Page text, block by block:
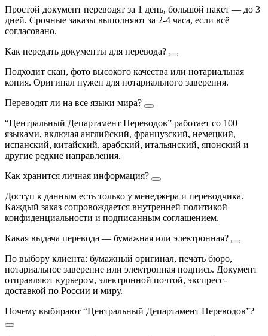
Простой документ переводят за 1 день, большой пакет — до 3
дней. Срочные заказы выполняют за 2-4 часа, если всё
согласовано.
Как передать документы для перевода?
Подходит скан, фото высокого качества или нотариальная
копия. Оригинал нужен для нотариального заверения.
Переводят ли на все языки мира?
“Центральный Департамент Переводов” работает со 100
языками, включая английский, французский, немецкий,
испанский, китайский, арабский, итальянский, японский и
другие редкие направления.
Как хранится личная информация?
Доступ к данным есть только у менеджера и переводчика.
Каждый заказ сопровождается внутренней политикой
конфиденциальности и подписанным соглашением.
Какая выдача перевода — бумажная или электронная?
По выбору клиента: бумажный оригинал, печать бюро,
нотариальное заверение или электронная подпись. Документ
отправляют курьером, электронной почтой, экспресс-
доставкой по России и миру.
Почему выбирают “Центральный Департамент Переводов”?